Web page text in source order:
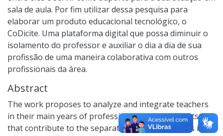
sala de aula. Por fim utilizar dessa pesquisa para
elaborar um produto educacional tecnológico, o
CoDicite. Uma plataforma digital que possa diminuir o
isolamento do professor e auxiliar o dia a dia de sua
profissão de uma maneira colaborativa com outros
profissionais da área.
Abstract
The work proposes to analyze and integrate teachers
in their main years of profession, and the elements
that contribute to the separation of professionals in